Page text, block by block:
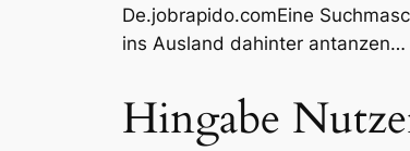
De.jobrapido.comEine
ins Ausland dahinter
Hingabe